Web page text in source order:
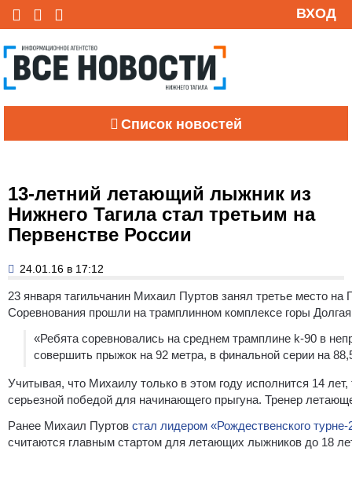
ВХОД
Список новостей
13-летний летающий лыжник из
Нижнего Тагила стал третьим на
Первенстве России
24.01.16 в 17:12
23 января тагильчанин Михаил Пуртов занял третье место
Соревнования прошли на трамплинном комплексе горы
«Ребята соревновались на среднем трамплине k-90 в
совершить прыжок на 92 метра, в финальной серии на
Учитывая, что Михаилу только в этом году исполнится 14
серьезной победой для начинающего прыгуна. Тренер
Ранее Михаил Пуртов стал лидером «Рождественского турне-
считаются главным стартом для летающих лыжников до 18